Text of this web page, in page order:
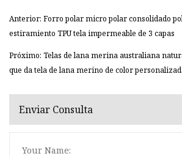
Anterior: Forro polar micro polar consolidado
estiramiento TPU tela impermeable de 3 capas
Próximo: Telas de lana merina australiana
que da tela de lana merino de color
Enviar Consulta